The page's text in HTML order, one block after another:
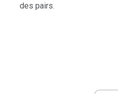
des pairs.